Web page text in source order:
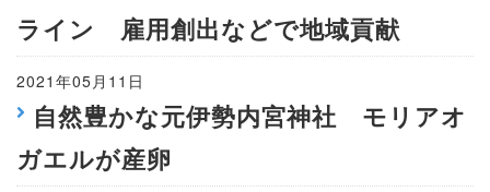
ライン 雇用創出などで地域貢献
2021年05月11日
自然豊かな元伊勢内宮神社 モリアオ
ガエルが産卵